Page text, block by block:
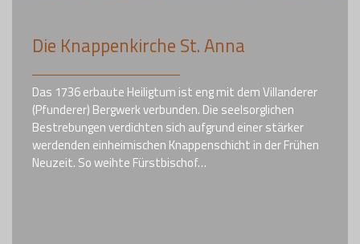
Die Knappenkirche St. Anna
Das 1736 erbaute Heiligtum ist eng mit dem Villanderer
(Pfunderer) Bergwerk verbunden. Die seelsorglichen
Bestrebungen verdichten sich aufgrund einer stärker
werdenden einheimischen Knappenschicht in der Frühen
Neuzeit. So weihte Fürstbischof…